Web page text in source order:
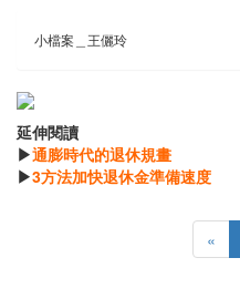
小檔案＿王儷玲
延伸閱讀
▶通膨時代的退休規畫
▶3方法加快退休金準備速度
«